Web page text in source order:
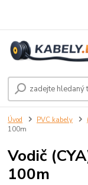
Úvod PVC kabely
100m
Vodič
100m